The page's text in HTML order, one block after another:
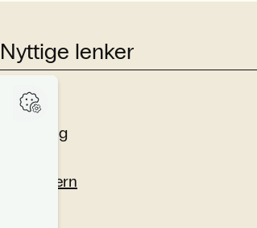
Nyttige lenker
Studier
Forskning
Personvern